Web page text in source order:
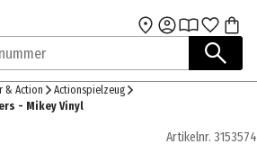
Zum Hauptinhalt
& Action
Actionspielzeug
- Mikey Vinyl
Artikelnr. 3153574